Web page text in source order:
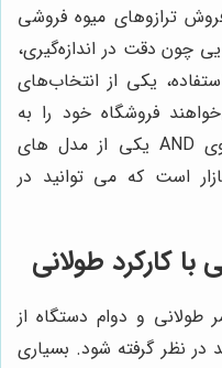
ترازوهای میوه فروشی
چون دقت در اندازه‌گیری،
یکی از انتخاب‌های
فروشگاه خود را به
روشی حرفه‌ای مدیریت کنند. ترازوی AND یکی از مدل های
است که می توانید در
کارکرد طولانی
طولانی و دوام دستگاه از
نظر گرفته شود. بسیاری